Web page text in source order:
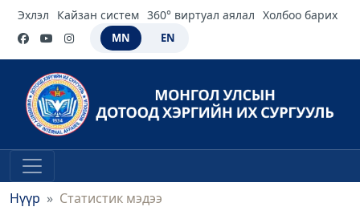
Эхлэл Кайзан систем 360° виртуал аялал Холбоо барих
MN EN
Нүүр Статистик мэдээ